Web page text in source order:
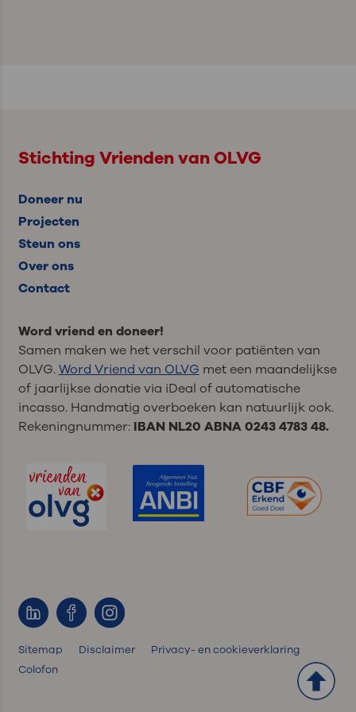
Stichting Vrienden van OLVG
Doneer nu
Projecten
Steun ons
Over ons
Contact
Word vriend en doneer!
Samen maken we het verschil voor patiënten van
OLVG.Word Vriend van OLVG met een maandelijkse
of jaarlijkse donatie via iDeal of automatische
incasso. Handmatig overboeken kan natuurlijk ook.
Rekeningnummer: IBAN NL20 ABNA 0243 4783 48.
Sitemap Disclaimer
Privacy- en cookieverklaring
Colofon